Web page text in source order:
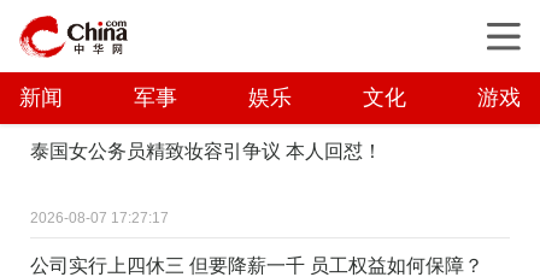
新闻 军事 娱乐 文化 游戏
泰国女公务员精致妆容引争议 本人回怼！
2026-08-07 17:27:17
公司实行上四休三 但要降薪一千 员工权益如何保障？